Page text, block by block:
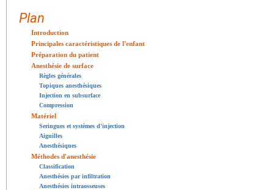
Plan
Introduction
Principales caractéristiques de l'enfant
Préparation du patient
Anesthésie de surface
Règles générales
Topiques anesthésiques
Injection en subsurface
Compression
Matériel
Seringues et systèmes d'injection
Aiguilles
Anesthésiques
Méthodes d'anesthésie
Classification
Anesthésies par infiltration
Anesthésies intraosseuses